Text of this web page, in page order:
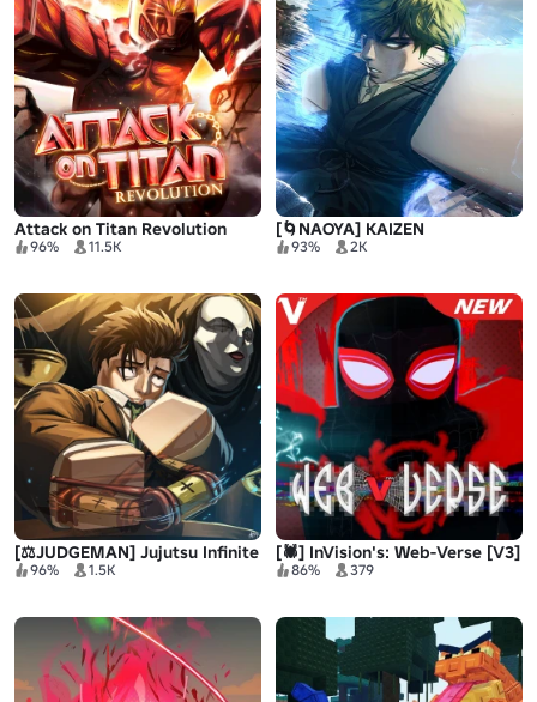
Attack on Titan Revolution
96% 11.5K
[🌀NAOYA] KAIZEN
93% 2K
[⚖️JUDGEMAN] Jujutsu Infinite
96% 1.5K
[🕷️] InVision's: Web-Verse [V3]
86% 379